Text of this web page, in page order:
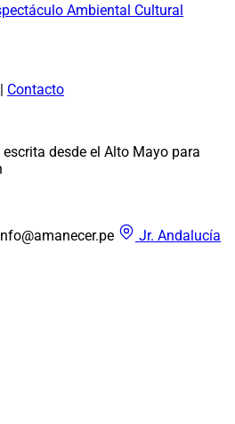
Ambiental Cultural
| Contacto
desde el Alto Mayo para
Jr. Andalucía